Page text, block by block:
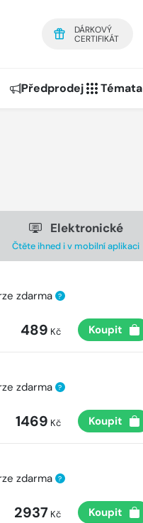
DÁRKOVÝ
CERTIFIKÁT
Předprodej Témata
Elektronické
Čtěte ihned i v mobilní aplikaci
zdarma ?
489 Kč Koupit
zdarma ?
1469 Kč Koupit
zdarma ?
2937 Kč Koupit